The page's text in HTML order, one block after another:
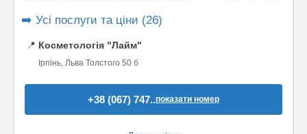
➡️ Усі послуги та ціни (26)
📍 Косметологія "Лайм"
Ірпінь, Льва Толстого 50 б
+38 (067) 747..показати номер